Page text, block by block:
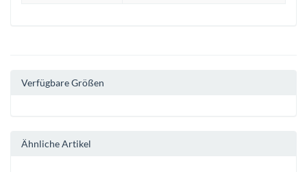
Verfügbare Größen
Ähnliche Artikel